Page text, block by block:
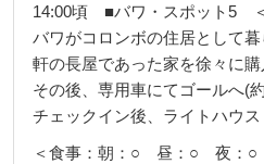
14:00頃 ■バワ・スポット5 ＜
バワがコロンボの住居として
軒の長屋であった家を徐々に購
その後、専用車にてゴールへ(約
チェックイン後、ライトハウ
＜食事：朝：○ 昼：○ 夜：